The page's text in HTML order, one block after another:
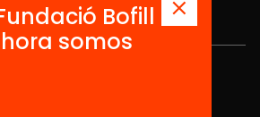
iniciativas y proyectos para
Bofill
somos